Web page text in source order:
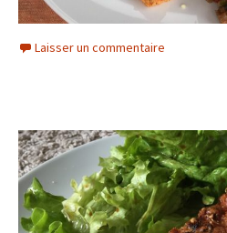
Laisser un commentaire